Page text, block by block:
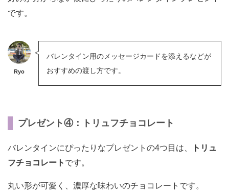
です。
Ryo
バレンタイン用のメッセージカードを添えるなどが
おすすめの渡し方です。
プレゼント④：トリュフチョコレート
バレンタインにぴったりなプレゼントの4つ目は、
トリュ
フチョコレート です。
丸い形が可愛く、濃厚な味わいのチョコレートです。